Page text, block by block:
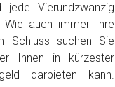
Vierundzwanzig
Wie auch immer Ihre
Schluss suchen Sie
Ihnen in kürzester
darbieten kann.